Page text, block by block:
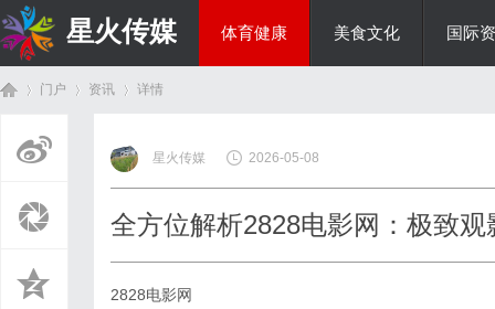
星火传媒 体育健康 美食文化 国际
门户 资讯
›
详情
星火传媒 2026-05-08
全方位解析2828电影网：极致
2828电影网